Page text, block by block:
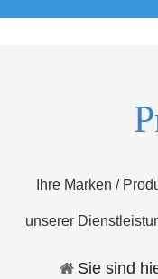
Ihre Marken /
unserer
Sie sind